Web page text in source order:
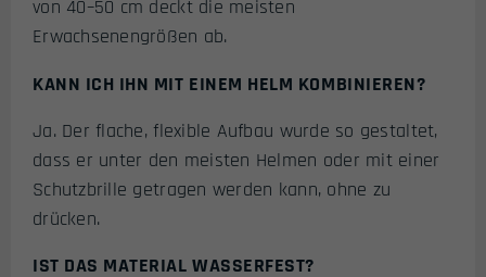
von 40–50 cm deckt die meisten
Erwachsenengrößen ab.
KANN ICH IHN MIT EINEM HELM KOMBINIEREN?
Ja. Der flache, flexible Aufbau wurde so gestaltet,
dass er unter den meisten Helmen oder mit einer
Schutzbrille getragen werden kann, ohne zu
drücken.
IST DAS MATERIAL WASSERFEST?